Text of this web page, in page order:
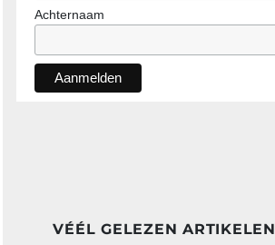
Achternaam
VÉÉL GELEZEN ARTIKELEN